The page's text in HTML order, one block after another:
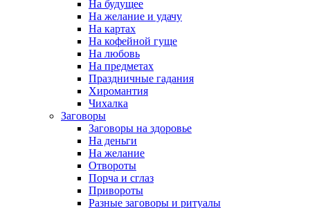
На будущее
На желание и удачу
На картах
На кофейной гуще
На любовь
На предметах
Праздничные гадания
Хиромантия
Чихалка
Заговоры
Заговоры на здоровье
На деньги
На желание
Отвороты
Порча и сглаз
Привороты
Разные заговоры и ритуалы